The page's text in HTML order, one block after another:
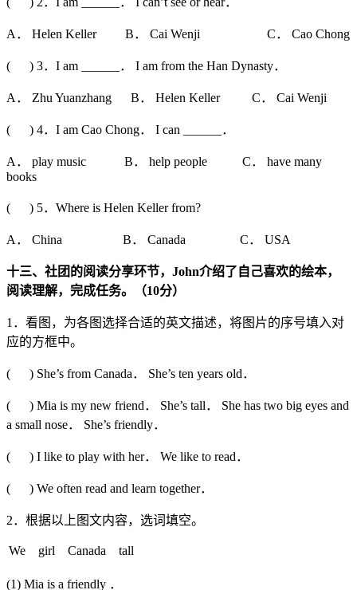
A． Helen Keller B． Cai Wenji C． Cao Chong
( ) 3．I am ______． I am from the Han Dynasty．
A． Zhu Yuanzhang B． Helen Keller C． Cai Wenji
( ) 4．I am Cao Chong． I can ______．
A． play music B． help people C． have many
books
( ) 5．Where is Helen Keller from?
A． China B． Canada C． USA
十三、社团的阅读分享环节， John介绍了自己喜欢的绘本，
阅读理解，完成任务。（10分）
1．看图，为各图选择合适的英文描述，将图片的序号填入对
应的方框中。
( ) She’s from Canada． She’s ten years old．
( ) Mia is my new friend． She’s tall． She has two big eyes and
a small nose． She’s friendly．
( ) I like to play with her． We like to read．
( ) We often read and learn together．
2．根据以上图文内容，选词填空。
We girl Canada tall
(1) Mia is a friendly ．